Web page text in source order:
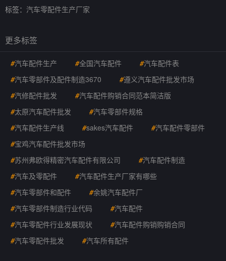
标签： 汽车零配件生产厂家
更多标签
#汽车配件生产 #全国汽车配件 #汽车配件表
#汽车零部件及配件制造3670 #遵义汽车配件批发市场
#汽修配件批发 #汽车配件购销合同范本简洁版
#太原汽车配件批发 #汽车零部件规格
#汽车配件生产线 #sakes汽车配件 #汽车配件零部件
#宝鸡汽车配件批发市场
#苏州弗欧得精密汽车配件有限公司 #汽车配件制造
#汽车及零配件 #汽车配件生产厂家有哪些
#汽车零部件和配件 #余姚汽车配件厂
#汽车零部件制造行业代码 #汽车配件
#汽车零配件行业发展现状 #汽车配件购销购销合同
#汽车零配件批发 #汽车所有配件